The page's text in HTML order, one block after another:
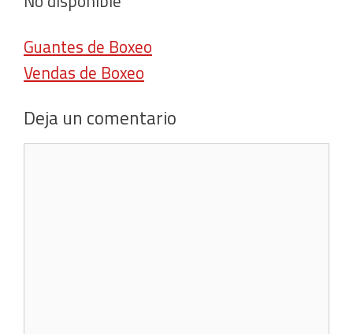
Guantes de Boxeo
Vendas de Boxeo
Deja un comentario